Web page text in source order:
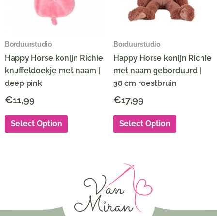
Borduurstudio
Happy Horse konijn Richie
knuffeldoekje met naam |
deep pink
€11,99
Select Option
Borduurstudio
Happy Horse konijn Richie
met naam geborduurd |
38 cm roestbruin
€17,99
Select Option